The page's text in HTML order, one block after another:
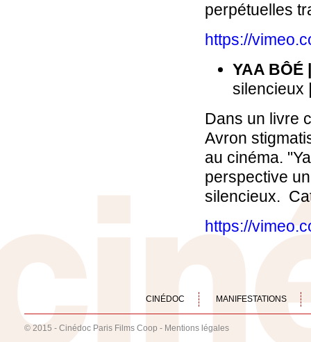
perpétuelles
https://
YAA BÔÉ |
silencieux
Dans un livre
Avron
au cinéma.
perspective
silencieux.
https://
CINÉDOC MANIFESTATIONS
© 2015 - Cinédoc Paris Films Coop - Mentions légales